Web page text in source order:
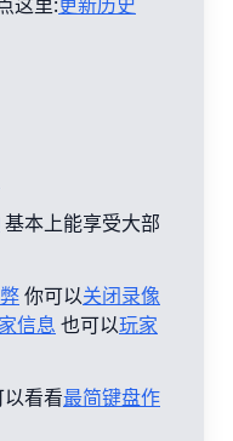
基本上能享受大部
你可以关闭录像
信息 也可以玩家
以看看最简键盘作